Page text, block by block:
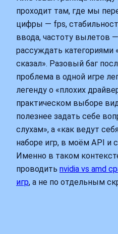
проходит там, где мы
цифры — fps,
ввода, частоту вылетов
рассуждать категориями
сказал». Разовый баг
проблема в одной игре
легенду о «плохих
практическом выборе
полезнее задать себе
слухам», а «как ведут
наборе игр, в моём API и
Именно в таком
проводить nvidia vs amd
игр, а не по отдельным